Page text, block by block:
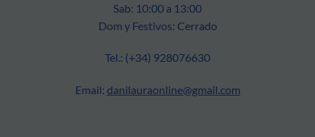
Sab: 10:00 a 13:00
Dom y Festivos: Cerrado
Tel.: (+34) 928076630
Email: danilauraonline@gmail.com